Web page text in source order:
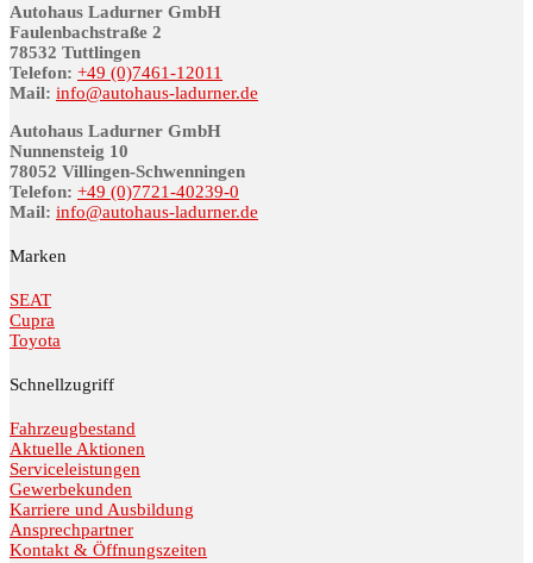
Autohaus Ladurner GmbH
Fau­len­bach­stra­ße 2
78532 Tutt­lin­gen
Telefon: +49 (0)7461-12011
Mail: info@au­to­haus-lad­ur­ner.de
Autohaus Ladurner GmbH
Nunnensteig 10
78052 Villingen-Schwenningen
Telefon: +49 (0)7721-40239-0
Mail: info@au­to­haus-lad­ur­ner.de
Marken
SEAT
Cupra
Toyota
Schnellzugriff
Fahrzeugbestand
Aktuelle Aktionen
Serviceleistungen
Gewerbekunden
Karriere und Ausbildung
Ansprechpartner
Kontakt & Öffnungszeiten